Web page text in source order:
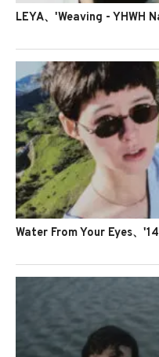
LEYA、'Weaving - YHWH
Water From Your Eyes、